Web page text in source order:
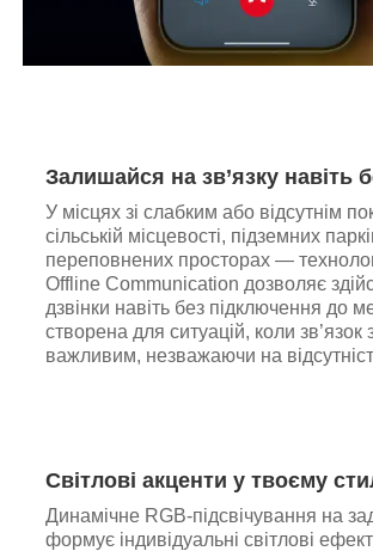
Залишайся на зв’язку навіть
У місцях зі слабким або відсутнім
сільській місцевості, підземних
переповнених просторах —
Offline Communication дозволяє
дзвінки навіть без підключення до
створена для ситуацій, коли зв’язок
важливим, незважаючи на
Світлові акценти у твоєму
Динамічне RGB-підсвічування на
формує індивідуальні світлові